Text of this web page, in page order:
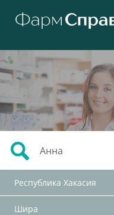
Республика Хакасия
Шира